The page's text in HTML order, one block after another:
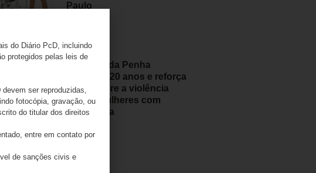
Paulo
Lei Maria da Penha
completa 20 anos e reforça
alerta sobre a violência
contra mulheres com
deficiência
07/08/2026
do Diário PcD, incluindo
protegidos pelas leis de
ser reproduzidas,
fotocópia, gravação, ou
do titular dos direitos
entre em contato por
de sanções civis e